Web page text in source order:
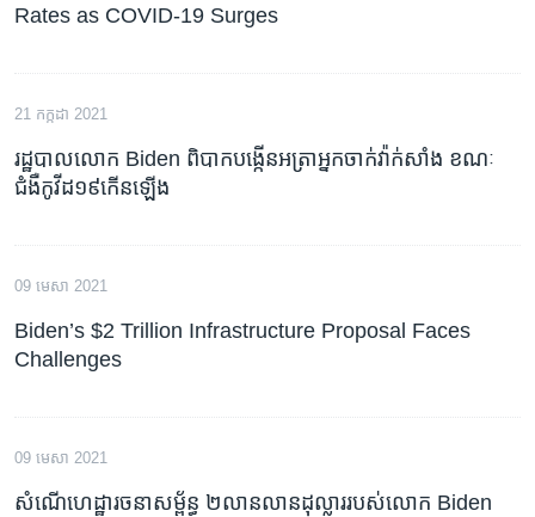
Rates as COVID-19 Surges
21 កក្កដា 2021
រដ្ឋបាល​លោក​ Biden ពិបាក​បង្កើន​អត្រា​អ្នក​ចាក់​វ៉ាក់សាំង ខណៈ​
ជំងឺកូវីដ១៩​កើន​ឡើង
09 មេសា 2021
Biden’s $2 Trillion Infrastructure Proposal Faces
Challenges
09 មេសា 2021
សំណើហេដ្ឋារចនាសម្ព័ន្ធ ២លានលានដុល្លាររបស់លោក Biden